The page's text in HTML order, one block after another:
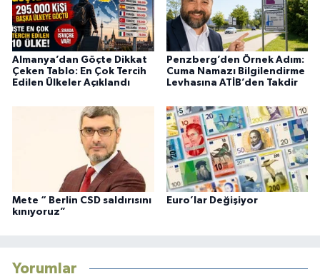
Almanya’dan Göçte Dikkat
Çeken Tablo: En Çok Tercih
Edilen Ülkeler Açıklandı
Penzberg’den Örnek Adım:
Cuma Namazı Bilgilendirme
Levhasına ATİB’den Takdir
Mete “ Berlin CSD saldırısını
kınıyoruz”
Euro’lar Değişiyor
Yorumlar